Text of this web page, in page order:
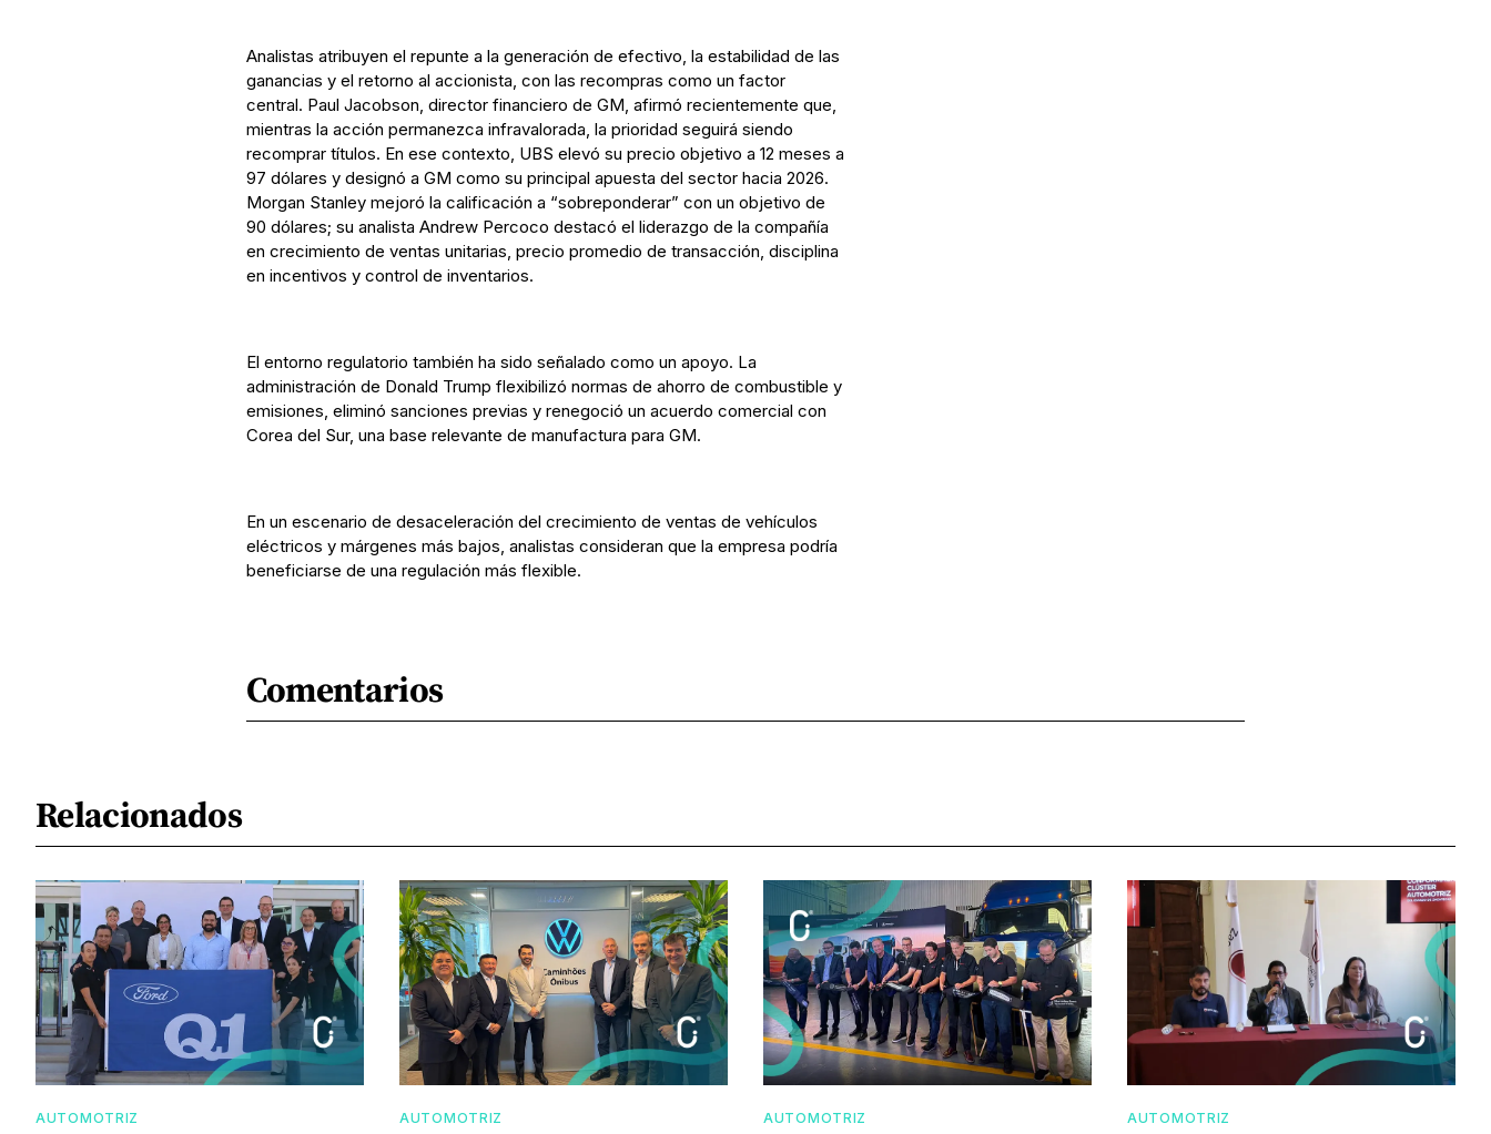
Analistas atribuyen el repunte a la generación de efectivo, la estabilidad de las
ganancias y el retorno al accionista, con las recompras como un factor
central. Paul Jacobson, director financiero de GM, afirmó recientemente que,
mientras la acción permanezca infravalorada, la prioridad seguirá siendo
recomprar títulos. En ese contexto, UBS elevó su precio objetivo a 12 meses a
97 dólares y designó a GM como su principal apuesta del sector hacia 2026.
Morgan Stanley mejoró la calificación a “sobreponderar” con un objetivo de
90 dólares; su analista Andrew Percoco destacó el liderazgo de la compañía
en crecimiento de ventas unitarias, precio promedio de transacción, disciplina
en incentivos y control de inventarios.
El entorno regulatorio también ha sido señalado como un apoyo. La
administración de Donald Trump flexibilizó normas de ahorro de combustible y
emisiones, eliminó sanciones previas y renegoció un acuerdo comercial con
Corea del Sur, una base relevante de manufactura para GM.
En un escenario de desaceleración del crecimiento de ventas de vehículos
eléctricos y márgenes más bajos, analistas consideran que la empresa podría
beneficiarse de una regulación más flexible.
Comentarios
Relacionados
AUTOMOTRIZ AUTOMOTRIZ AUTOMOTRIZ AUTOMOTRIZ